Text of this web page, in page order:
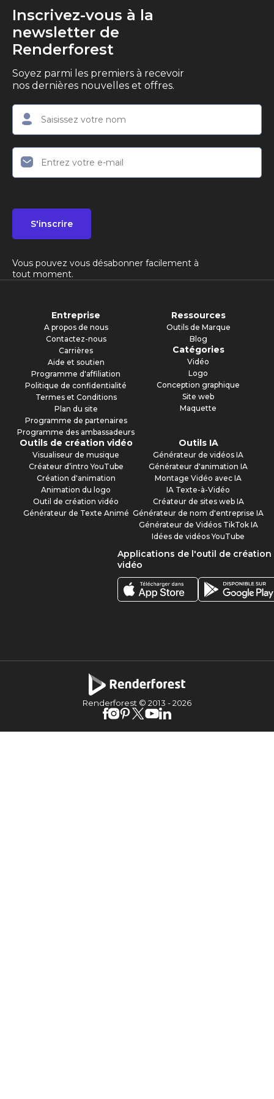
Inscrivez-vous à la
newsletter de
Renderforest
Soyez parmi les premiers à recevoir
nos dernières nouvelles et offres.
S'inscrire
Vous pouvez vous désabonner facilement à
tout moment.
Entreprise
A propos de nous
Contactez-nous
Carrières
Aide et soutien
Programme d'affiliation
Politique de confidentialité
Termes et Conditions
Plan du site
Programme de partenaires
Programme des ambassadeurs
Ressources
Outils de Marque
Blog
Catégories
Vidéo
Logo
Conception graphique
Site web
Maquette
Outils de création vidéo
Visualiseur de musique
Créateur d’intro YouTube
Création d'animation
Animation du logo
Outil de création vidéo
Générateur de Texte Animé
Outils IA
Générateur de vidéos IA
Générateur d'animation IA
Montage Vidéo avec IA
IA Texte-à-Vidéo
Créateur de sites web IA
Générateur de nom d'entreprise IA
Générateur de Vidéos TikTok IA
Idées de vidéos YouTube
Applications de l'outil de création
vidéo
Renderforest © 2013 -2026